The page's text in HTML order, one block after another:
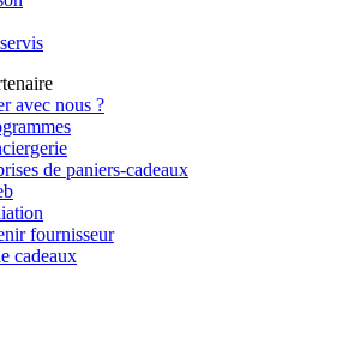
avec nous ?
de paniers-cadeaux
fournisseur
cadeaux